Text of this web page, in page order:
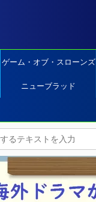
ゲーム・オブ・スローンズ
ニューブラッド